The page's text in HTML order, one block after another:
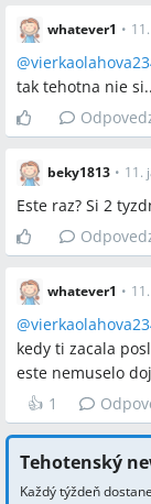
whatever1 •
@
tak tehotna nie
beky1813 • 11.
Este raz? Si 2
whatever1 •
@
kedy ti zacala
este nemuselo
👍 1
Tehotenský
Každý týždeň